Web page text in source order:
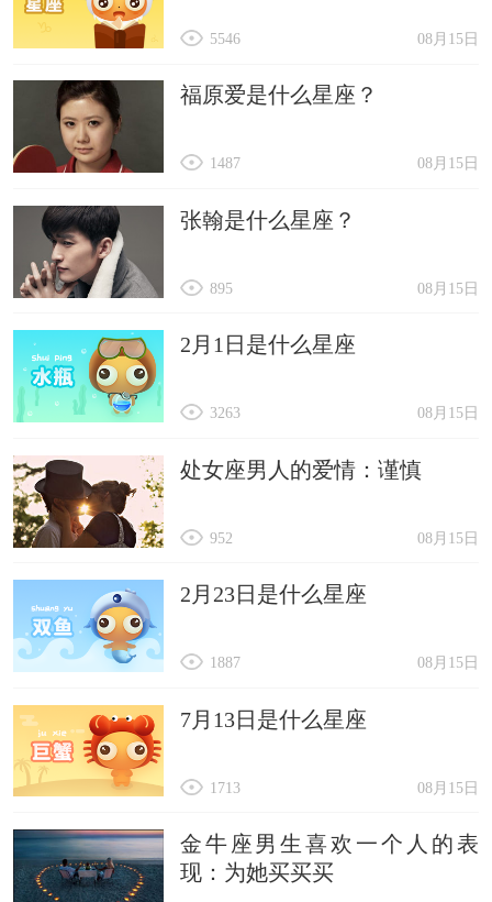
批：心想事成
35. 上联：春归大地人间暖 下联：福降神州喜临门 横
批：福喜盈门
08月15日
5546
福原爱是什么星座？
08月15日
1487
张翰是什么星座？
08月15日
895
2月1日是什么星座
08月15日
3263
处女座男人的爱情：谨慎
08月15日
952
2月23日是什么星座
08月15日
1887
7月13日是什么星座
08月15日
1713
金牛座男生喜欢一个人的表
现：为她买买买